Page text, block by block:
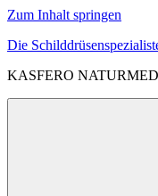
Zum Inhalt springen
Die
KASFERO